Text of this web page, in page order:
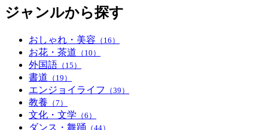
ジャンルから探す
おしゃれ・美容 （16）
お花・茶道 （10）
外国語 （15）
書道 （19）
エンジョイライフ （39）
教養 （7）
文化・文学 （6）
ダンス・舞踊 （44）